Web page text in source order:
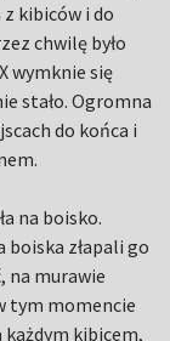
kibiców i do
chwilę było
wymknie się
stało. Ogromna
do końca i
na boisko.
boiska złapali go
na murawie
tym momencie
kibicem,